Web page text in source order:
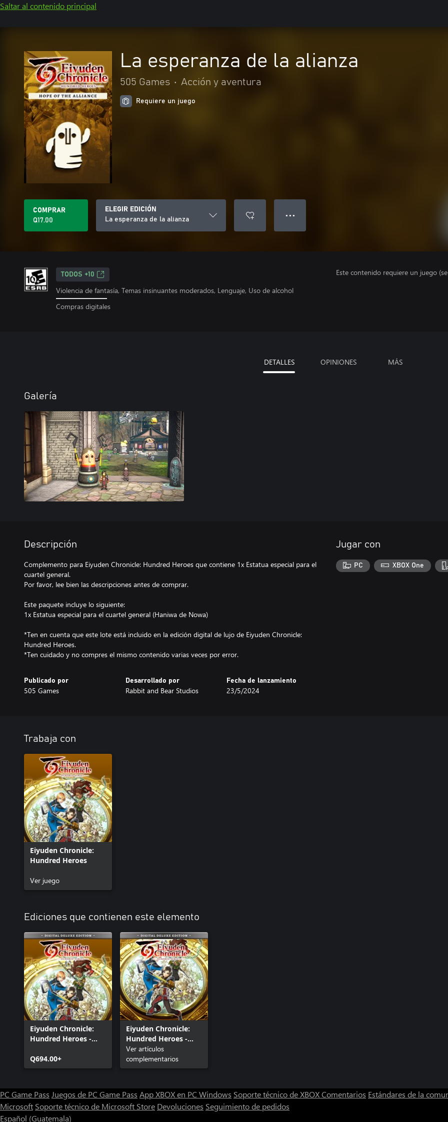
Saltar al contenido principal
La esperanza de la alianza
505 Games • Acción y aventura
Requiere un juego
COMPRAR
Q17.00
ELEGIR EDICIÓN
La esperanza de la alianza
● ● ●
TODOS +10
Violencia de fantasía, Temas insinuantes moderados, Lenguaje, Uso de alcohol
Compras digitales
Este contenido requiere un juego
DETALLES OPINIONES MÁS
Galería
Descripción
Complemento para Eiyuden Chronicle: Hundred Heroes que contiene 1x Estatua especial para el
cuartel general.
Por favor, lee bien las descripciones antes de comprar.
Este paquete incluye lo siguiente:
1x Estatua especial para el cuartel general (Haniwa de Nowa)
*Ten en cuenta que este lote está incluido en la edición digital de lujo de Eiyuden Chronicle:
Hundred Heroes.
*Ten cuidado y no compres el mismo contenido varias veces por error.
Publicado por
505 Games
Desarrollado por
Rabbit and Bear Studios
Fecha de lanzamiento
23/5/2024
Jugar con
PC XBOX One
Trabaja con
Eiyuden Chronicle:
Hundred Heroes
Ver juego
Ediciones que contienen este elemento
Eiyuden Chronicle:
Hundred Heroes -
Q694.00+
Eiyuden Chronicle:
Hundred Heroes -
Digital Deluxe Edition
Ver artículos
complementarios
PC Game Pass Juegos de PC Game Pass App XBOX en PC Windows Soporte técnico de XBOXComentarios Estándares de la
Microsoft Soporte técnico de Microsoft Store Devoluciones Seguimiento de pedidos
Español (Guatemala)